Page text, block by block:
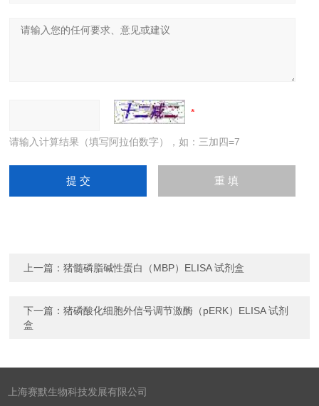
请输入计算结果（填写阿拉伯数字），如：三加四=7
上一篇：猪髓磷脂碱性蛋白（MBP）ELISA 试剂盒
下一篇：猪磷酸化细胞外信号调节激酶（pERK）ELISA 试剂
盒
上海赛默生物科技发展有限公司